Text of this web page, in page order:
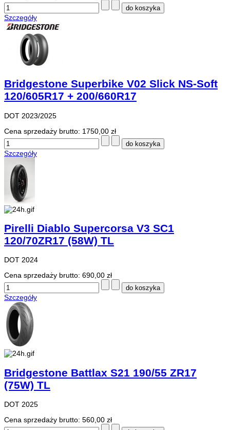
Szczegóły
Bridgestone Superbike V02 Slick NS-Soft
120/605R17 + 200/660R17
DOT 2023/2025
Cena sprzedaży brutto: 1750,00 zł
Szczegóły
Pirelli Diablo Supercorsa V3 SC1
120/70ZR17 (58W) TL
DOT 2024
Cena sprzedaży brutto: 690,00 zł
Szczegóły
Bridgestone Battlax S21 190/55 ZR17
(75W) TL
DOT 2025
Cena sprzedaży brutto: 560,00 zł